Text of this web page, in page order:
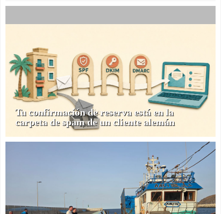
Tu confirmación de reserva está en la
carpeta de spam de un cliente alemán